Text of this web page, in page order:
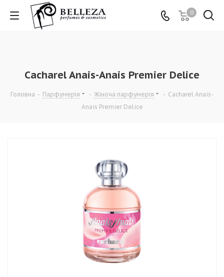
0
Cacharel Anais-Anais Premier Delice
Головна - Парфумерія - Жіноча парфумерія - Cacharel Anais-
Anais Premier Delice